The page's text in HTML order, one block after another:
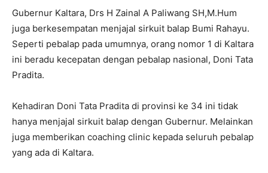
Gubernur Kaltara, Drs H Zainal A Paliwang SH,M.Hum
juga berkesempatan menjajal sirkuit balap Bumi Rahayu.
Seperti pebalap pada umumnya, orang nomor 1 di Kaltara
ini beradu kecepatan dengan pebalap nasional, Doni Tata
Pradita.
Kehadiran Doni Tata Pradita di provinsi ke 34 ini tidak
hanya menjajal sirkuit balap dengan Gubernur. Melainkan
juga memberikan coaching clinic kepada seluruh pebalap
yang ada di Kaltara.